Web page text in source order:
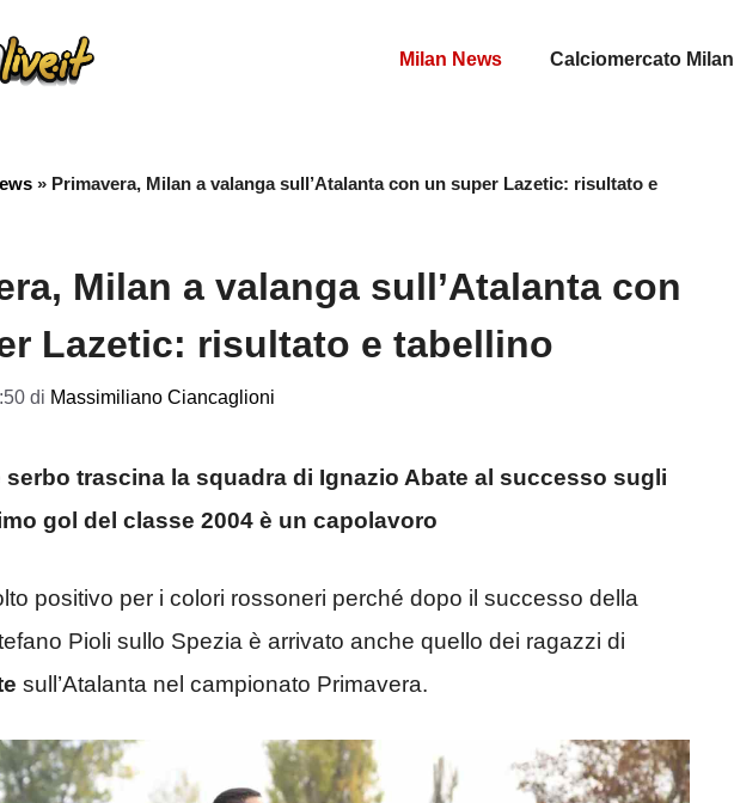
Milan News Calciomercato Milan
» Primavera, Milan a valanga sull’Atalanta con un super Lazetic: risultato e
Milan a valanga sull’Atalanta con
Lazetic: risultato e tabellino
di Massimiliano Ciancaglioni
serbo trascina la squadra di Ignazio Abate al successo sugli
gol del classe 2004 è un capolavoro
positivo per i colori rossoneri perché dopo il successo della
Pioli sullo Spezia è arrivato anche quello dei ragazzi di
sull’Atalanta nel campionato Primavera.